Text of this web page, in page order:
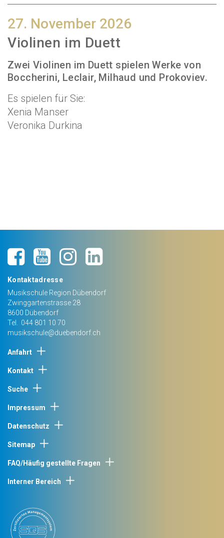
27. November 2026
Violinen im Duett
Zwei Violinen im Duett spielen Werke von
Boccherini, Leclair, Milhaud und Prokoviev.
Es spielen für Sie:
Xenia Manser
Veronika Durkina
Kontaktadresse
Musikschule Region Dübendorf
Zwinggartenstrasse 28
8600 Dübendorf
Tel.
044 801 10 70
musikschule@duebendorf.ch
Anfahrt
Kontakt
Suche
Impressum
Datenschutz
Sitemap
FAQ/Häufig gestellte Fragen
Interner Bereich